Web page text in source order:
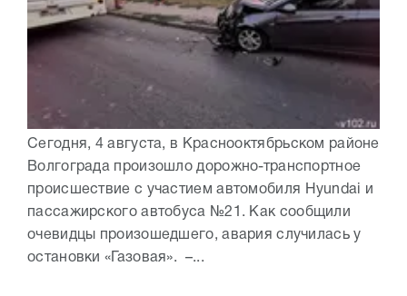
Сегодня, 4 августа, в Краснооктябрьском районе
Волгограда произошло дорожно-транспортное
происшествие с участием автомобиля Hyundai и
пассажирского автобуса №21. Как сообщили
очевидцы произошедшего, авария случилась у
остановки «Газовая». –...